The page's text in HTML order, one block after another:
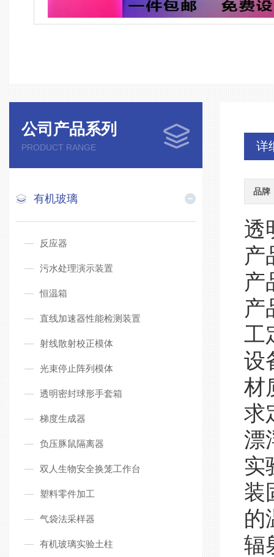
公司产品系列
PRODUCT RANGE
有机玻璃
反应器
污水处理演示装置
恒温箱
直线加速器性能检测装置
射线散射校正模体
光束停止阵列模体
透明密封球形手套箱
梯度生成器
负压豚鼠隔离器
双人生物安全换笼工作台
塑料零件加工
气袋法采样器
有机玻璃实验土柱
详
品牌
透
产
产
产
工
设
材
求
漂
实
装
的
辐